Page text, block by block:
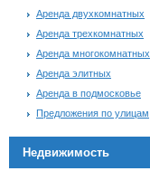
Аренда двухкомнатных
Аренда трехкомнатных
Аренда многокомнатных
Аренда элитных
Аренда в подмосковье
Предложения по улицам
Недвижимость